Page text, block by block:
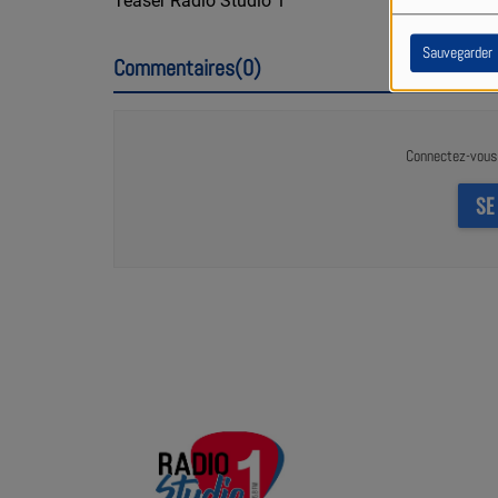
Sauvegarder
Commentaires(0)
Connectez-